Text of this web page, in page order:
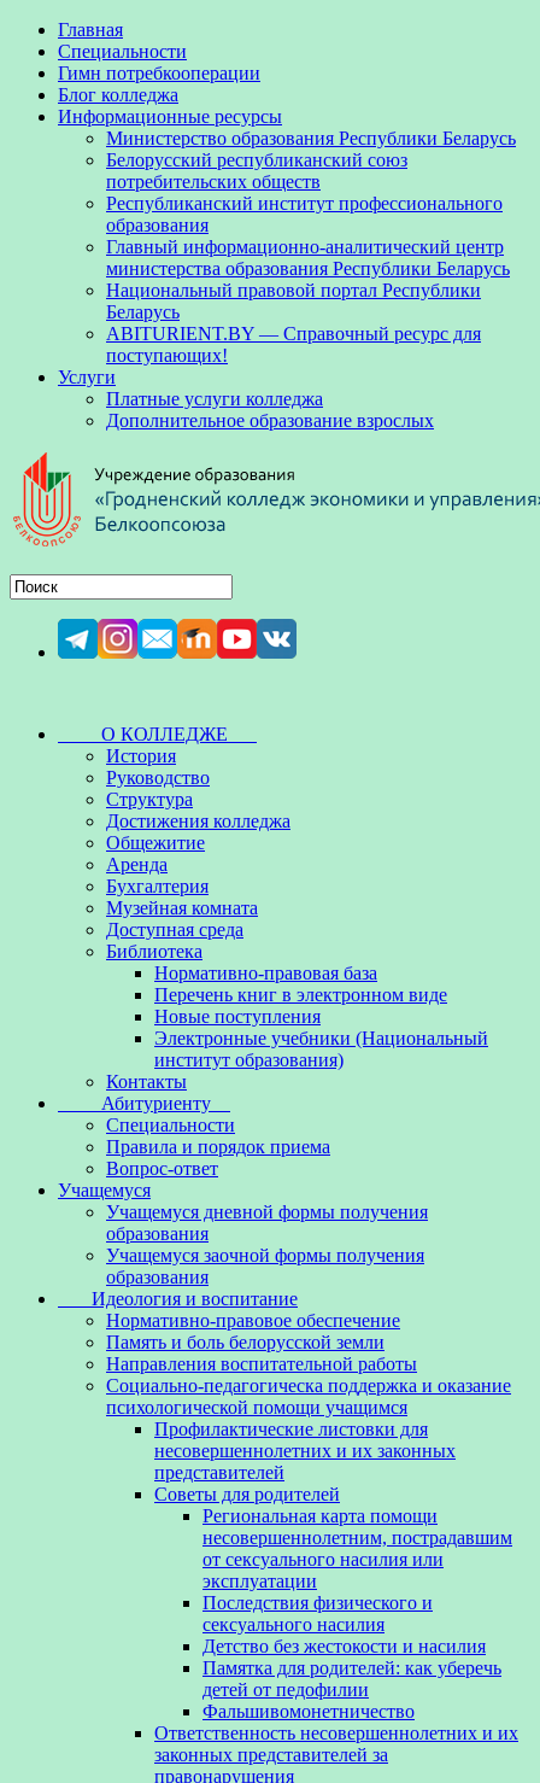
Главная
Специальности
Гимн потребкооперации
Блог колледжа
Информационные ресурсы
Министерство образования Республики Беларусь
Белорусский республиканский союз
потребительских обществ
Республиканский институт профессионального
образования
Главный информационно-аналитический центр
министерства образования Республики Беларусь
Национальный правовой портал Республики
Беларусь
ABITURIENT.BY — Справочный ресурс для
поступающих!
Услуги
Платные услуги колледжа
Дополнительное образование взрослых
О КОЛЛЕДЖЕ
История
Руководство
Структура
Достижения колледжа
Общежитие
Аренда
Бухгалтерия
Музейная комната
Доступная среда
Библиотека
Нормативно-правовая база
Перечень книг в электронном виде
Новые поступления
Электронные учебники (Национальный
институт образования)
Контакты
Абитуриенту
Специальности
Правила и порядок приема
Вопрос-ответ
Учащемуся
Учащемуся дневной формы получения
образования
Учащемуся заочной формы получения
образования
Идеология и воспитание
Нормативно-правовое обеспечение
Память и боль белорусской земли
Направления воспитательной работы
Социально-педагогическа поддержка и оказание
психологической помощи учащимся
Профилактические листовки для
несовершеннолетних и их законных
представителей
Советы для родителей
Региональная карта помощи
несовершеннолетним, пострадавшим
от сексуального насилия или
эксплуатации
Последствия физического и
сексуального насилия
Детство без жестокости и насилия
Памятка для родителей: как уберечь
детей от педофилии
Фальшивомонетничество
Ответственность несовершеннолетних и их
законных представителей за
правонарушения